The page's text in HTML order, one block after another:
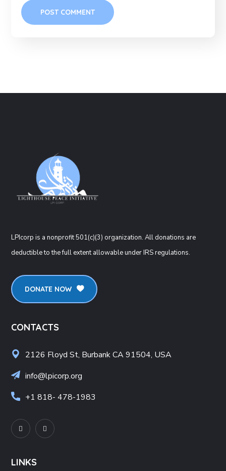
LPIcorp is a nonprofit 501(c)(3) organization. All donations are
deductible to the full extent allowable under IRS regulations.
DONATE NOW
CONTACTS
2126 Floyd St, Burbank CA 91504, USA
info@lpicorp.org
+1818- 478-1983
LINKS